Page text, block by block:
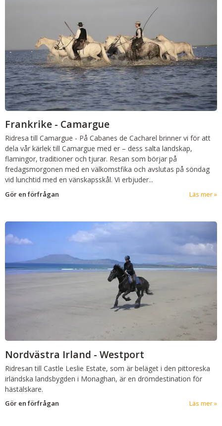
Frankrike - Camargue
Ridresa till Camargue - På Cabanes de Cacharel brinner vi för att
dela vår kärlek till Camargue med er – dess salta landskap,
flamingor, traditioner och tjurar. Resan som börjar på
fredagsmorgonen med en välkomstfika och avslutas på söndag
vid lunchtid med en vänskapsskål. Vi erbjuder...
Gör en förfrågan Läs mer
Nordvästra Irland - Westport
Ridresan till Castle Leslie Estate, som är beläget i den pittoreska
irländska landsbygden i Monaghan, är en drömdestination för
hästälskare.
Gör en förfrågan Läs mer